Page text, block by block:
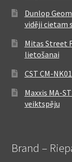
Dunlop
vidēji cietam
Mitas Street
lietošanai
CST CM-
Maxxis MA-
veiktspēju
Brand –